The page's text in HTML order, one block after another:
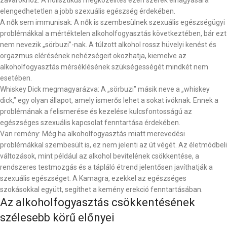
elengedhetetlen a jobb szexuális egészség érdekében.
A nők sem immunisak: A nők is szembesülnek szexuális egészségügyi
problémákkal a mértéktelen alkoholfogyasztás következtében, bár ezt
nem nevezik „sörbuzi”-nak. A túlzott alkohol rossz hüvelyi kenést és
orgazmus elérésének nehézségeit okozhatja, kiemelve az
alkoholfogyasztás mérséklésének szükségességét mindkét nem
esetében.
Whiskey Dick megmagyarázva: A „sörbuzi” másik neve a „whiskey
dick,” egy olyan állapot, amely ismerős lehet a sokat ivóknak. Ennek a
problémának a felismerése és kezelése kulcsfontosságú az
egészséges szexuális kapcsolat fenntartása érdekében.
Van remény: Még ha alkoholfogyasztás miatt merevedési
problémákkal szembesült is, ez nem jelenti az út végét. Az életmódbeli
változások, mint például az alkohol bevitelének csökkentése, a
rendszeres testmozgás és a tápláló étrend jelentősen javíthatják a
szexuális egészséget. A Kamagra, ezekkel az egészséges
szokásokkal együtt, segíthet a kemény erekció fenntartásában.
Az alkoholfogyasztás csökkentésének
szélesebb körű előnyei